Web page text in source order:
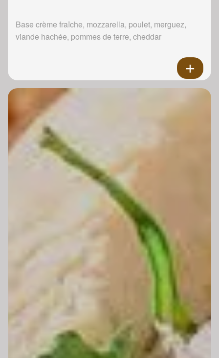
Base crème fraîche, mozzarella, poulet, merguez,
viande hachée, pommes de terre, cheddar